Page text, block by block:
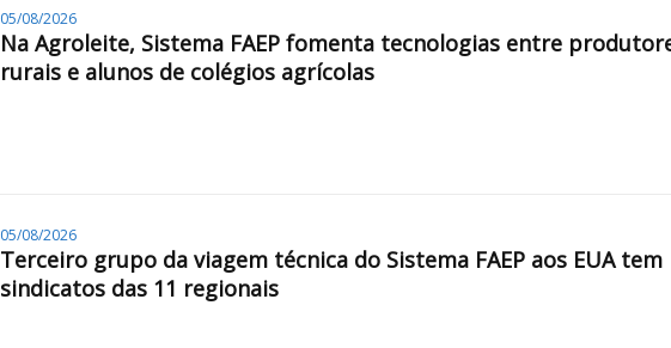
05/08/2026
Na Agroleite, Sistema FAEP fomenta tecnologias entre
rurais e alunos de colégios agrícolas
05/08/2026
Terceiro grupo da viagem técnica do Sistema FAEP aos EUA tem
sindicatos das 11 regionais